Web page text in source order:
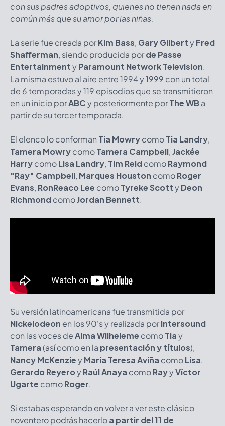
con sus padres adoptivos, quienes no tienen nada en
común más que su amor por las niñas.
La serie fue creada porKim Bass, Gary GilbertyFred
Shafferman, siendo producida porde Passe
EntertainmentyParamount Network Television.
La misma estuvo al aire entre 1994 y 1999 con un total
de 6 temporadas y 119 episodios que se transmitieron
en un inicio porABCy posteriormente porThe WB a
partir de su tercer temporada.
El elenco lo conforman Tia MowrycomoTia Landry,
Tamera MowrycomoTamera Campbell,Jackée
HarrycomoLisa Landry, Tim ReidcomoRaymond
"Ray" Campbell, Marques Houston comoRoger
Evans, RonReaco Lee comoTyreke ScottyDeon
RichmondcomoJordan Bennett.
Su versión latinoamericana fue transmitida por
Nickelodeon en los 90's y realizada porIntersound
con las voces deAlma Wilheleme comoTiay
Tamera(así como en la presentación y títulos),
Nancy McKenzieyMaría Teresa Aviña comoLisa,
Gerardo ReyeroyRaúl Anaya comoRayyVíctor
Ugarte comoRoger.
Si estabas esperando en volver a ver este clásico
noventero podrás hacerloa partir del 11 de